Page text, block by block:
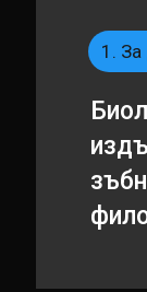
1. За